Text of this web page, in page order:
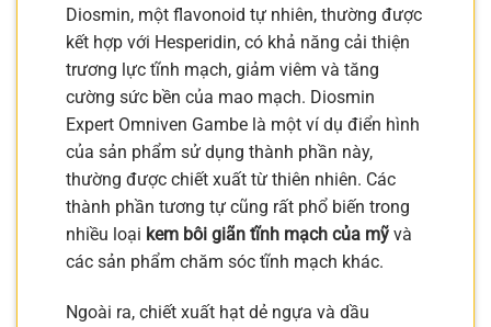
Diosmin, một flavonoid tự nhiên, thường được
kết hợp với Hesperidin, có khả năng cải thiện
trương lực tĩnh mạch, giảm viêm và tăng
cường sức bền của mao mạch. Diosmin
Expert Omniven Gambe là một ví dụ điển hình
của sản phẩm sử dụng thành phần này,
thường được chiết xuất từ thiên nhiên. Các
thành phần tương tự cũng rất phổ biến trong
nhiều loại kem bôi giãn tĩnh mạch của mỹ và
các sản phẩm chăm sóc tĩnh mạch khác.
Ngoài ra, chiết xuất hạt dẻ ngựa và dầu